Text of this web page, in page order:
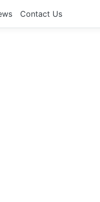
Contact Us